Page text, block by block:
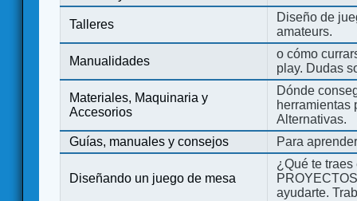
Talleres
Diseño de
amateurs.
Manualidades
o cómo
play. Dudas
Materiales, Maquinaria y
Accesorios
Dónde
herramientas
Alternativas.
Guías, manuales y consejos
Para
Diseñando un juego de mesa
¿Qué te
ayudarte.